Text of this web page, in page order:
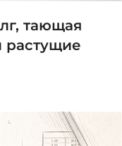
тающая
растущие